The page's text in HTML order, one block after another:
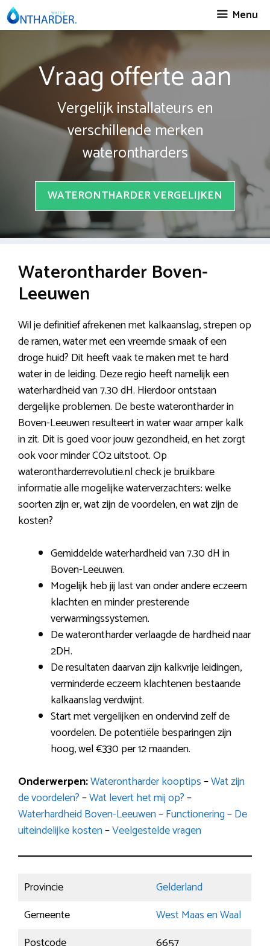
Spring
naar
Menu
Vraag offerte aan
Vergelijk installateurs en
verschillende merken
waterontharders
WATERONTHARDER VERGELIJKEN
Waterontharder Boven-
Leeuwen
Wil je definitief afrekenen met kalkaanslag, strepen op
de ramen, water met een vreemde smaak of een
droge huid? Dit heeft vaak te maken met te hard
water in de leiding. Deze regio heeft namelijk een
waterhardheid van 7.30 dH. Hierdoor ontstaan
dergelijke problemen. De beste waterontharder in
Boven-Leeuwen resulteert in water waar amper kalk
in zit. Dit is goed voor jouw gezondheid, en het zorgt
ook voor minder CO2 uitstoot. Op
waterontharderrevolutie.nl check je bruikbare
informatie alle mogelijke waterverzachters: welke
soorten zijn er, wat zijn de voordelen, en wat zijn de
kosten?
Gemiddelde waterhardheid van 7.30 dH in
Boven-Leeuwen.
Mogelijk heb jij last van onder andere eczeem
klachten en minder presterende
verwarmingssystemen.
De waterontharder verlaagde de hardheid naar
2DH.
De resultaten daarvan zijn kalkvrije leidingen,
verminderde eczeem klachtenen bestaande
kalkaanslag verdwijnt.
Start met vergelijken en ondervind zelf de
voordelen. De potentiële besparingen zijn
hoog, wel €330 per 12 maanden.
Onderwerpen:Waterontharder kooptips–Wat zijn
de voordelen?–Wat levert het mij op?–
Waterhardheid Boven-Leeuwen–Functionering–De
uiteindelijke kosten–Veelgestelde vragen
Provincie
Gelderland
Gemeente
West Maas en Waal